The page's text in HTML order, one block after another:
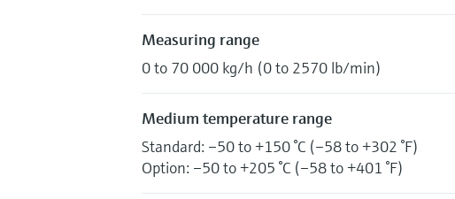
Measuring range
0 to 70 000 kg/h (0 to 2570 lb/min)
Medium temperature range
Standard: –50 to +150 °C (–58 to +302 °F)
Option: –50 to +205 °C (–58 to +401 °F)